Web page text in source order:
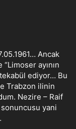
Ancak
ayının
tekabül ediyor… Bu
Trabzon ilinin
Nezire – Raif
yani